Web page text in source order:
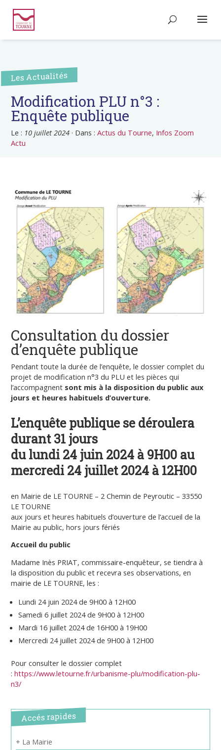
Les Actualités
Modification PLU n°3 :
Enquête publique
Le : 10 juillet 2024 · Dans :Actus du Tourne, Infos Zoom
Actu
Consultation du dossier
d’enquête publique
Pendant toute la durée de l’enquête, le dossier complet du
projet de modification n°3 du PLU et les pièces qui
l’accompagnent sont mis à la disposition du public aux
jours et heures habituels d’ouverture.
L’enquête publique se déroulera
durant 31 jours
du lundi 24 juin 2024 à 9H00 au
mercredi 24 juillet 2024 à 12H00
en Mairie de LE TOURNE – 2 Chemin de Peyroutic – 33550
LE TOURNE
aux jours et heures habituels d’ouverture de l’accueil de la
Mairie au public, hors jours fériés
Accueil du public
Madame Inès PRIAT, commissaire-enquêteur, se tiendra à
la disposition du public et recevra ses observations, en
mairie de LE TOURNE, les :
Lundi 24 juin 2024 de 9H00 à 12H00
Samedi 6 juillet 2024 de 9H00 à 12H00
Mardi 16 juillet 2024 de 16H00 à 19H00
Mercredi 24 juillet 2024 de 9H00 à 12H00
Pour consulter le dossier complet
:https://www.letourne.fr/urbanisme-plu/modification-plu-
n3/
Accés rapides
+ La Mairie